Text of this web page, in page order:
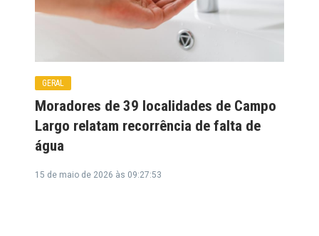
GERAL
Moradores de 39 localidades de Campo
Largo relatam recorrência de falta de
água
15 de maio de 2026 às 09:27:53